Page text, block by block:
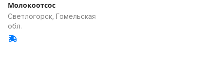
Молокоотсос
Светлогорск, Гомельская
обл.